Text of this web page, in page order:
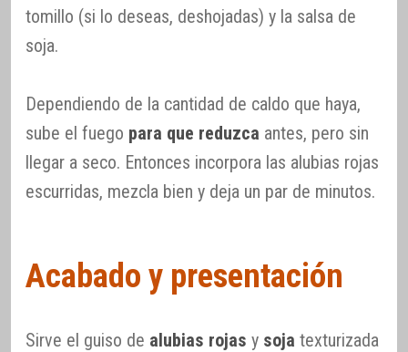
tomillo (si lo deseas, deshojadas) y la salsa de
soja.
Dependiendo de la cantidad de caldo que haya,
sube el fuego para que reduzca antes, pero sin
llegar a seco. Entonces incorpora las alubias rojas
escurridas, mezcla bien y deja un par de minutos.
Acabado y presentación
Sirve el guiso de alubias rojas y soja texturizada